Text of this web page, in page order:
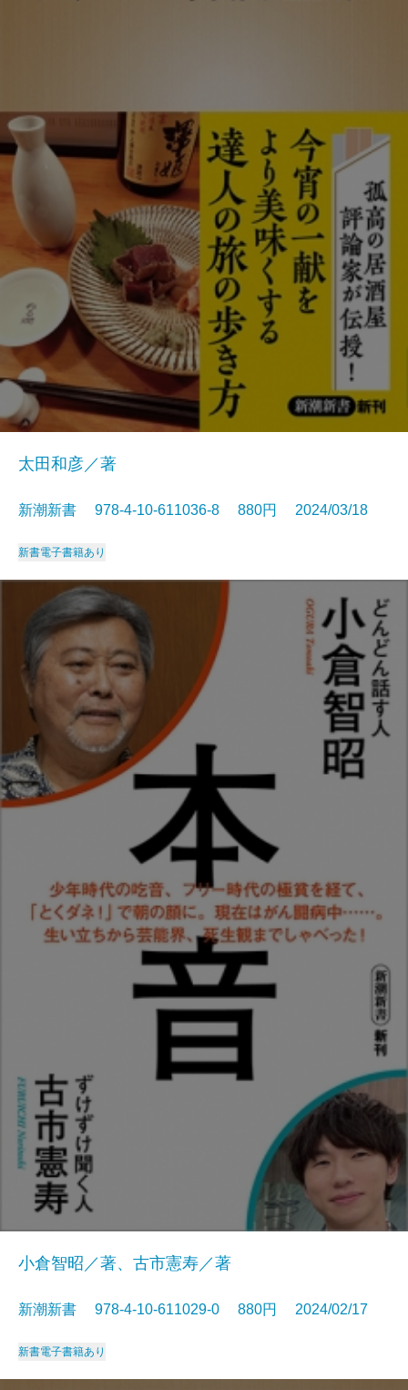
太田和彦／著
新潮新書 978-4-10-611036-8 880円 2024/03/18
新書電子書籍あり
小倉智昭／著、古市憲寿／著
新潮新書 978-4-10-611029-0 880円 2024/02/17
新書電子書籍あり